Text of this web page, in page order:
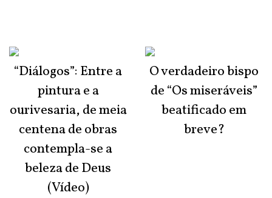
“Diálogos”: Entre a
pintura e a
ourivesaria, de meia
centena de obras
contempla-se a
beleza de Deus
(Vídeo)
O verdadeiro bispo
de “Os miseráveis”
beatificado em
breve?